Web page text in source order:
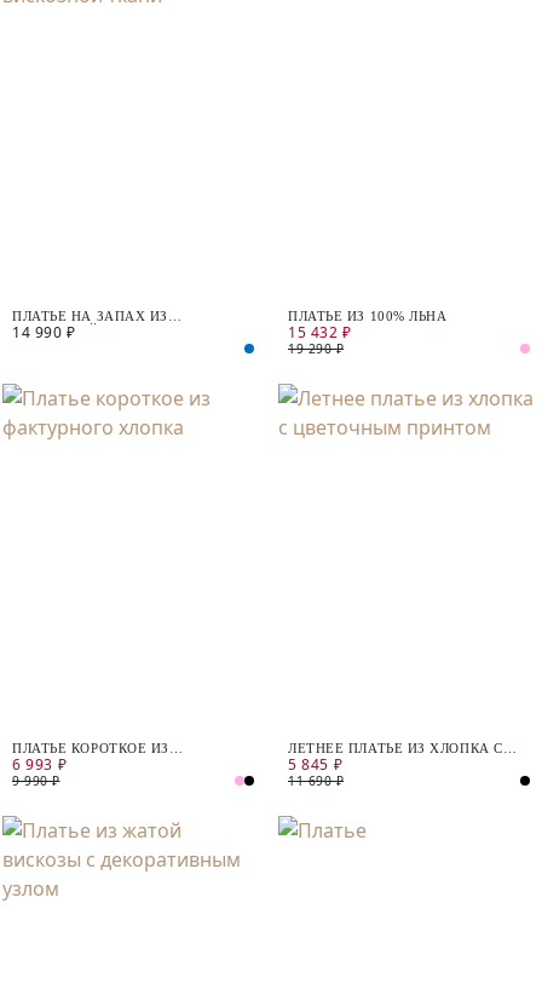
ПЛАТЬЕ НА ЗАПАХ ИЗ
ВИСКОЗНОЙ ТКАНИ
14 990 ₽
ПЛАТЬЕ ИЗ 100% ЛЬНА
15 432 ₽
19 290 ₽
ПЛАТЬЕ КОРОТКОЕ ИЗ
ФАКТУРНОГО ХЛОПКА
6 993 ₽
9 990 ₽
ЛЕТНЕЕ ПЛАТЬЕ ИЗ ХЛОПКА С
ЦВЕТОЧНЫМ ПРИНТОМ
5 845 ₽
11 690 ₽